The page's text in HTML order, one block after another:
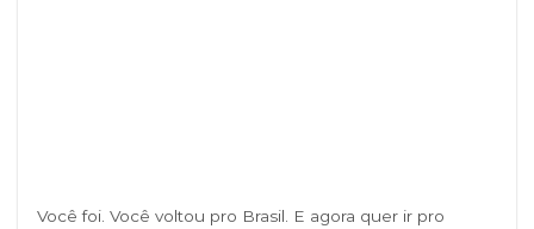
Você foi. Você voltou pro Brasil. E agora quer ir pro